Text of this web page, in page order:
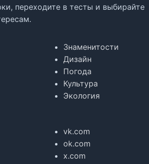
переходите в тесты и выбирайте
Знаменитости
Дизайн
Погода
Культура
Экология
vk.com
ok.com
x.com